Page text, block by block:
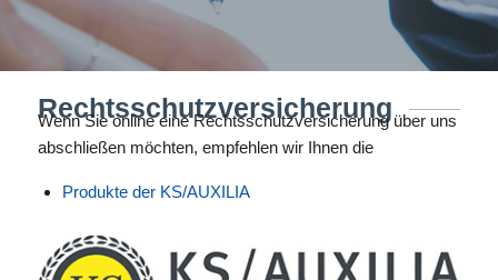
Rechtsschutzversicherung
Wenn Sie online eine Rechtsschutzversicherung über uns
abschließen möchten, empfehlen wir Ihnen die
Produkte der KS/AUXILIA